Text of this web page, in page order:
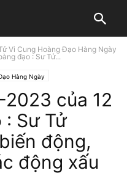
Vi Cung Hoàng Đạo Hàng Ngày
đạo : Sư Tử...
Hàng Ngày
của 12
Sư Tử
động,
động xấu